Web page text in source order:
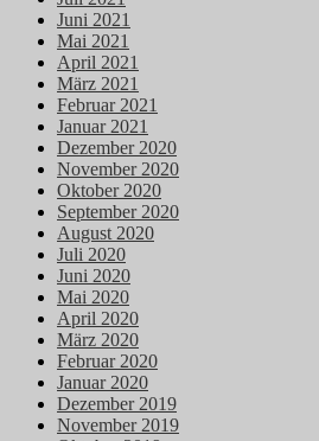
Juni 2021
Mai 2021
April 2021
März 2021
Februar 2021
Januar 2021
Dezember 2020
November 2020
Oktober 2020
September 2020
August 2020
Juli 2020
Juni 2020
Mai 2020
April 2020
März 2020
Februar 2020
Januar 2020
Dezember 2019
November 2019